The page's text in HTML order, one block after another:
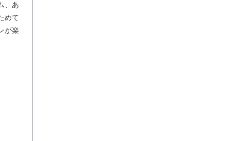
、あ
めて
が楽